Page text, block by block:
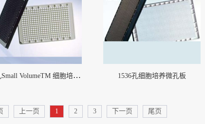
384孔Small VolumeTM 细胞培养微孔板(LoBase) 1536孔细胞培养微孔板
上一页 1 2 3 下一页 尾页